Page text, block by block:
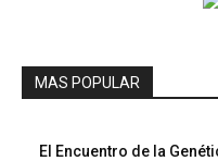
MAS POPULAR
El Encuentro de la